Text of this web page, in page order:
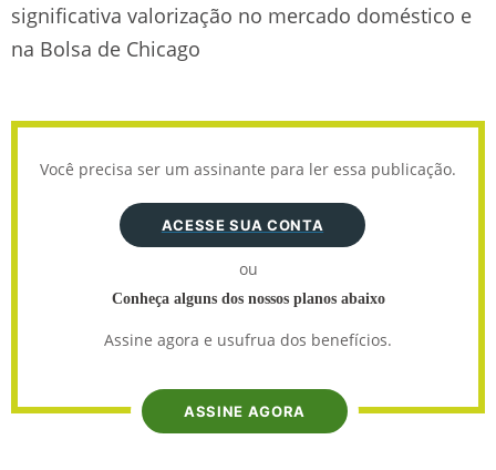
significativa valorização no mercado doméstico e
na Bolsa de Chicago
Você precisa ser um assinante para ler essa publicação.
ACESSE SUA CONTA
ou
Conheça alguns dos nossos planos abaixo
Assine agora e usufrua dos benefícios.
ASSINE AGORA